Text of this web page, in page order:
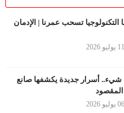
تسحب عمرنا | الإدمان
11 يوليو 2026
أسرار جديدة يكشفها صانع
06 يوليو 2026